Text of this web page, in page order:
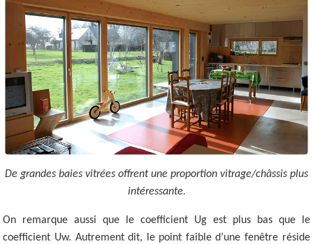
De grandes baies vitrées offrent une proportion vitrage/châssis plus
intéressante.
On remarque aussi que le coefficient Ug est plus bas que le
coefficient Uw. Autrement dit, le point faible d’une fenêtre réside